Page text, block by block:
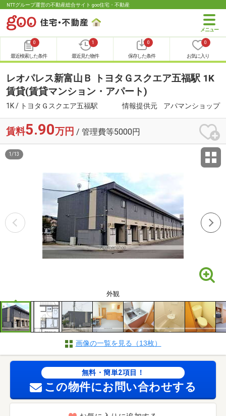
NTTグループ運営の不動産総合サイト goo住宅・不動産
0
最近検索した条件
1
最近見た物件
0
保存した条件
0
お気に入り
レオパレス新富山Ｂ トヨタＧスクエア五福駅 1K
賃貸(賃貸マンション・アパート)
1K / トヨタＧスクエア五福駅 情報提供元 アパマンショップ
賃料5.90万円 / 管理費等5000円
外観
1 /13
画像の一覧を見る（13枚）
無料・簡単2項目！
この物件にお問い合わせする